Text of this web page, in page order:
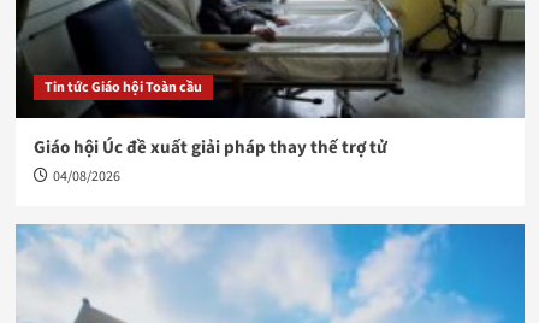
Tin tức Giáo hội Toàn cầu
Giáo hội Úc đề xuất giải pháp thay thế trợ tử
04/08/2026